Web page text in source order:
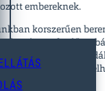
embereknek.
korszerűen
3 és 4 ágyas
teraszok,
kényelmes